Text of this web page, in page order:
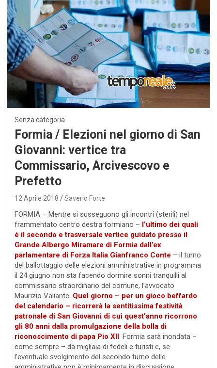
Senza categoria
Formia / Elezioni nel giorno di San
Giovanni: vertice tra
Commissario, Arcivescovo e
Prefetto
12 Aprile 2018 Saverio Forte
FORMIA – Mentre si susseguono gli incontri (sterili) nel
frammentato centro destra formiano – l’ultimo dei quali
è il secondo e trasversale vertice guidato presso il
Grande Albergo Miramare di Formia dall’ex
parlamentare di Forza Italia Gianfranco Conte – il turno
del ballottaggio delle elezioni amministrative in programma
il 24 giugno non sta facendo dormire sonni tranquilli al
commissario straordinario del comune, l’avvocato
Maurizio Valiante. Quel giorno – per un gioco beffardo
del calendario – ricorrerà la sentitissima festività
patronale di San Giovanni di cui quest’anno ricorrono
gli 80 anni dalla promulgazione della bolla di
riconoscimento di papa Pio XII. Formia sarà inondata –
come sempre – da migliaia di fedeli e turisti e, se
l’eventuale svolgimento del secondo turno delle